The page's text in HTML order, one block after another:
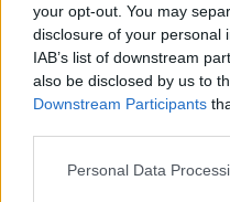
your opt-out. You may
disclosure of your personal
IAB’s list of downstream
also be disclosed by us to
Downstream Participants
Personal Data
járandóságukhoz egy
ők ezt belefőzték a
jóllakjanak vele. A
egy kis paradicsom is
csípősre, sok
gyakran a selymes